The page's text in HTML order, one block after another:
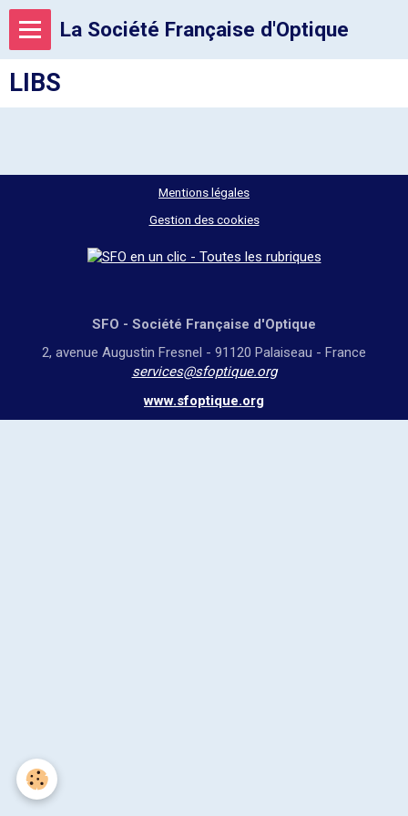
La Société Française d'Optique
LIBS
Mentions légales
Gestion des cookies
SFO - Société Française d'Optique
2, avenue Augustin Fresnel - 91120 Palaiseau - France
services@sfoptique.org
www.sfoptique.org